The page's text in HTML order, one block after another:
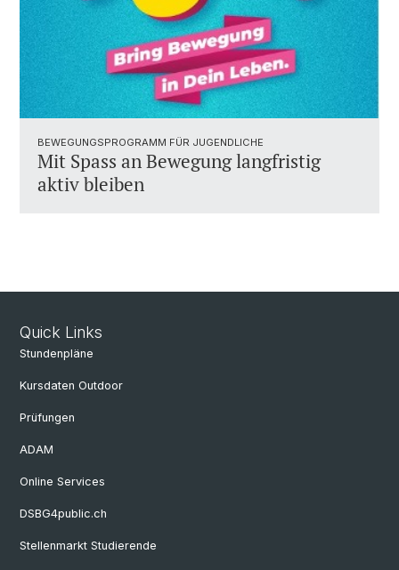
BEWEGUNGSPROGRAMM FÜR JUGENDLICHE
Mit Spass an Bewegung langfristig
aktiv bleiben
Quick Links
Stundenpläne
Kursdaten Outdoor
Prüfungen
ADAM
Online Services
DSBG4public.ch
Stellenmarkt Studierende